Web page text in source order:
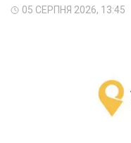
05 СЕРПНЯ 2026, 13:45